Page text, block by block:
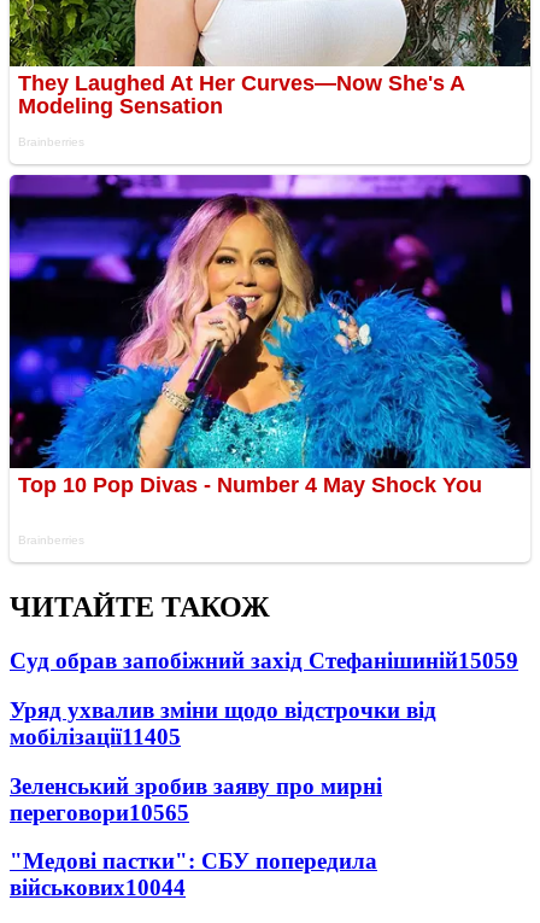
ЧИТАЙТЕ ТАКОЖ
Суд обрав запобіжний захід Стефанішиній15059
Уряд ухвалив зміни щодо відстрочки від
мобілізації11405
Зеленський зробив заяву про мирні
переговори10565
"Медові пастки": СБУ попередила
військових10044